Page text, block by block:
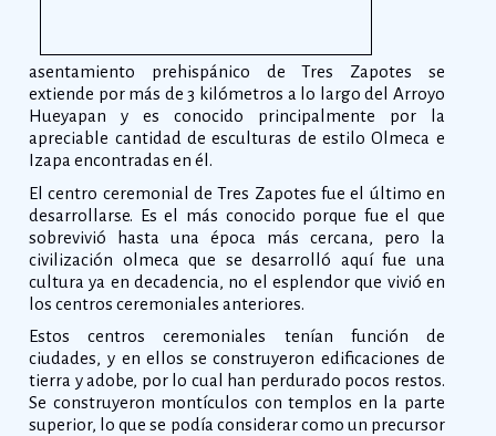
asentamiento prehispánico de Tres Zapotes se
extiende por más de 3 kilómetros a lo largo del Arroyo
Hueyapan y es conocido principalmente por la
apreciable cantidad de esculturas de estilo Olmeca e
Izapa encontradas en él.
El centro ceremonial de Tres Zapotes fue el último en
desarrollarse. Es el más conocido porque fue el que
sobrevivió hasta una época más cercana, pero la
civilización olmeca que se desarrolló aquí fue una
cultura ya en decadencia, no el esplendor que vivió en
los centros ceremoniales anteriores.
Estos centros ceremoniales tenían función de
ciudades, y en ellos se construyeron edificaciones de
tierra y adobe, por lo cual han perdurado pocos restos.
Se construyeron montículos con templos en la parte
superior, lo que se podía considerar como un precursor